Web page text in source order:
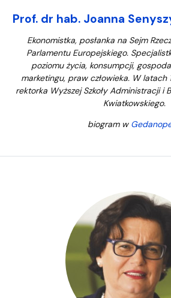
Prof. dr hab. Joanna
Ekonomistka, posłanka na Sejm
Parlamentu Europejskiego.
poziomu życia, konsumpcji,
marketingu, praw człowieka. W latach
rektorka Wyższej Szkoły Administracji i
Kwiatkowskiego.
biogram w